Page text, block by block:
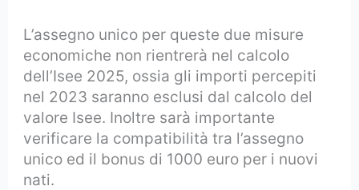
L’assegno unico per queste due misure
economiche non rientrerà nel calcolo
dell’Isee 2025, ossia gli importi percepiti
nel 2023 saranno esclusi dal calcolo del
valore Isee. Inoltre sarà importante
verificare la compatibilità tra l’assegno
unico ed il bonus di 1000 euro per i nuovi
nati.